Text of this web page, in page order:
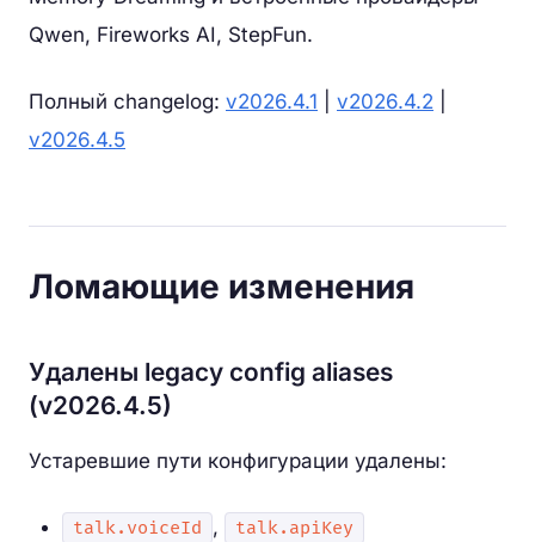
Qwen, Fireworks AI, StepFun.
Полный changelog: v2026.4.1 v2026.4.2
v2026.4.5
Ломающие изменения
Удалены legacy config aliases
(v2026.4.5)
Устаревшие пути конфигурации удалены:
talk.voiceId , talk.apiKey